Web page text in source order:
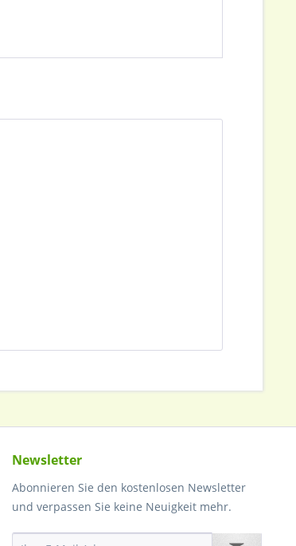
Newsletter
Abonnieren Sie den kostenlosen Newsletter
und verpassen Sie keine Neuigkeit mehr.